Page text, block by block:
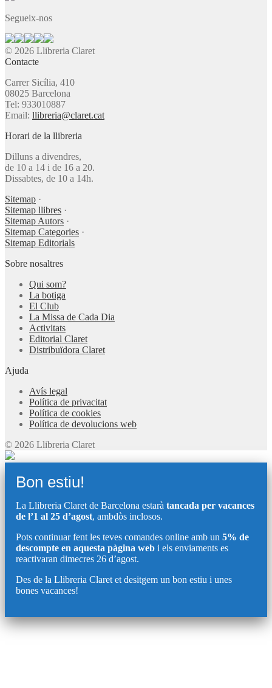
Segueix-nos
© 2026 Llibreria Claret
Contacte
Carrer Sicília, 410
08025 Barcelona
Tel: 933010887
Email: llibreria@claret.cat
Horari de la llibreria
Dilluns a divendres,
de 10 a 14 i de 16 a 20.
Dissabtes, de 10 a 14h.
Sitemap ·
Sitemap llibres ·
Sitemap Autors ·
Sitemap Categories ·
Sitemap Editorials
Sobre nosaltres
Qui som?
La botiga
El Club
La Missa de Cada Dia
Activitats
Editorial Claret
Distribuïdora Claret
Ajuda
Avís legal
Política de privacitat
Política de cookies
Política de devolucions web
© 2026 Llibreria Claret
Bon estiu!
La Llibreria Claret de Barcelona estarà tancada per vacances
de l’1 al 25 d’agost, ambdòs inclosos.
Pots continuar fent les teves comandes online amb un 5% de
descompte en aquesta pàgina web i els enviaments es
reactivaran dimecres 26 d’agost.
Des de la Llibreria Claret et desitgem un bon estiu i unes
bones vacances!